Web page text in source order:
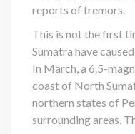
reports of tremors.
This is not the first
Sumatra have
In March, a 6.5-
coast of North
northern states of
surrounding areas.